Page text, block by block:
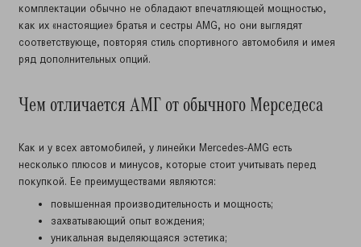
комплектации обычно не обладают впечатляющей мощностью,
как их «настоящие» братья и сестры AMG, но они выглядят
соответствующе, повторяя стиль спортивного автомобиля и имея
ряд дополнительных опций.
Чем отличается АМГ от обычного Мерседеса
Как и у всех автомобилей, у линейки Mercedes-AMG есть
несколько плюсов и минусов, которые стоит учитывать перед
покупкой. Ее преимуществами являются:
повышенная производительность и мощность;
захватывающий опыт вождения;
уникальная выделяющаяся эстетика;